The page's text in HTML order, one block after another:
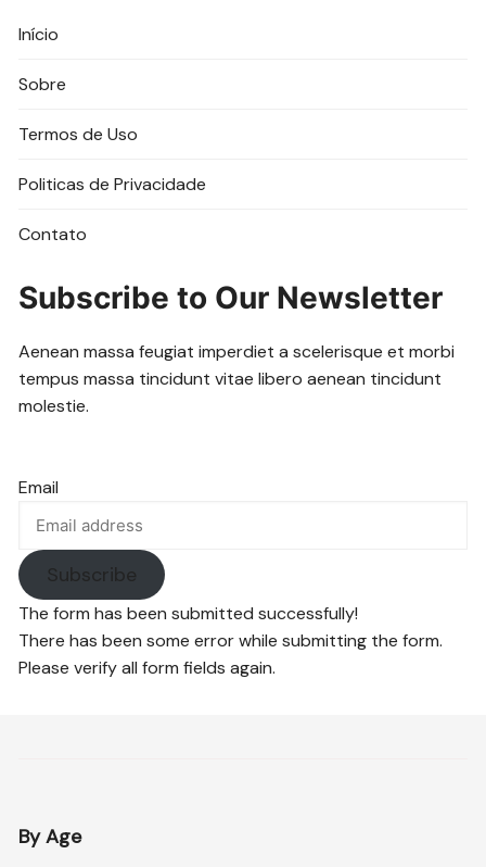
Início
Sobre
Termos de Uso
Politicas de Privacidade
Contato
Subscribe to Our Newsletter
Aenean massa feugiat imperdiet a scelerisque et morbi
tempus massa tincidunt vitae libero aenean tincidunt
molestie.
Email
Subscribe
The form has been submitted successfully!
There has been some error while submitting the form.
Please verify all form fields again.
By Age